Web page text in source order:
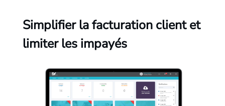
Simplifier la facturation client et
limiter les impayés